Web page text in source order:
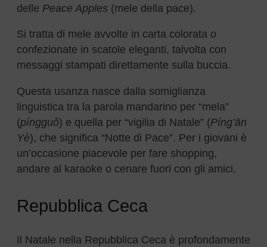
delle Peace Apples (mele della pace).
Si tratta di mele avvolte in carta colorata o
confezionate in scatole eleganti, talvolta con
messaggi stampati direttamente sulla buccia.
Questa usanza nasce dalla somiglianza
linguistica tra la parola mandarino per “mela”
(píngguǒ) e quella per “vigilia di Natale” (Píng’ān
Yè), che significa “Notte di Pace”. Per i giovani è
un’occasione piacevole per fare shopping,
andare al karaoke o cenare fuori con gli amici.
Repubblica Ceca
Il Natale nella Repubblica Ceca è profondamente